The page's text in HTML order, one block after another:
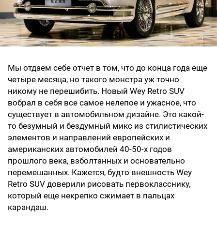
Мы отдаем себе отчет в том, что до конца года еще
четыре месяца, но такого монстра уж точно
никому не перешибить. Новый Wey Retro SUV
вобрал в себя все самое нелепое и ужасное, что
существует в автомобильном дизайне. Это какой-
то безумный и бездумный микс из стилистических
элементов и направлений европейских и
американских автомобилей 40-50-х годов
прошлого века, взболтанных и основательно
перемешанных. Кажется, будто внешность Wey
Retro SUV доверили рисовать первокласснику,
который еще некрепко сжимает в пальцах
карандаш.